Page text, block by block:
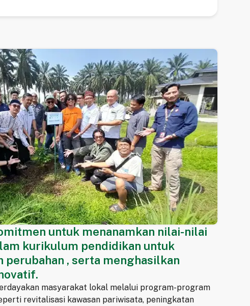
untuk menanamkan nilai-nilai
kurikulum pendidikan untuk
perubahan , serta menghasilkan
masyarakat lokal melalui program-program
revitalisasi kawasan pariwisata, peningkatan